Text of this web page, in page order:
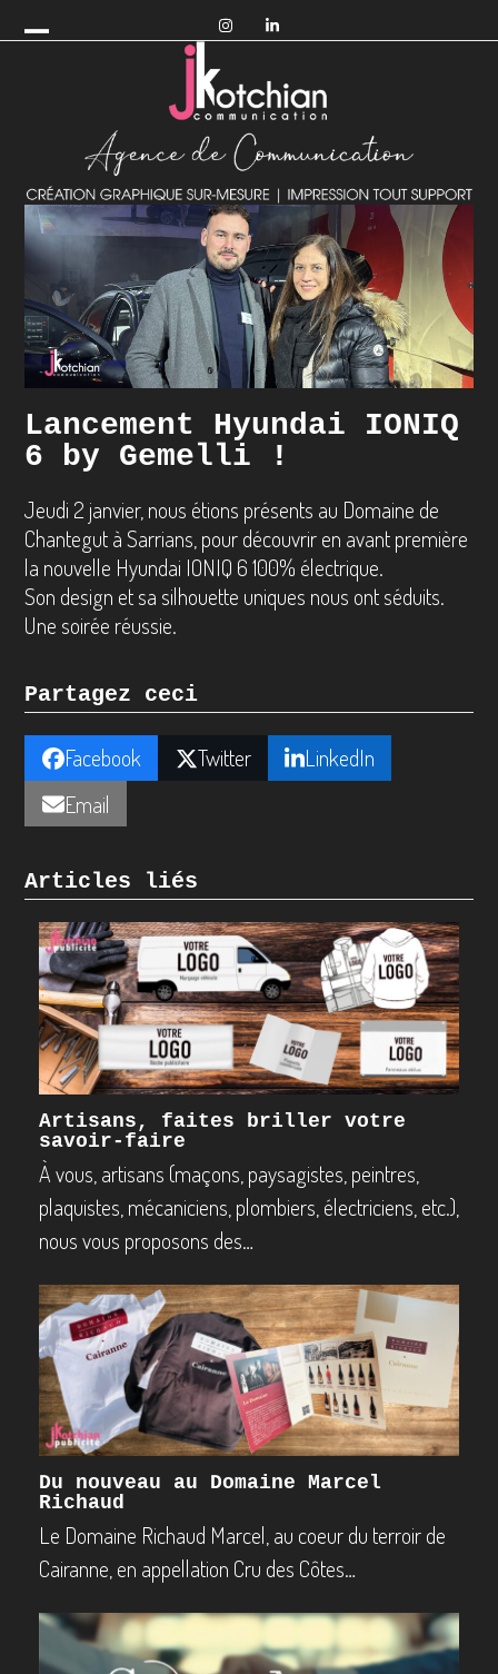
to
Lancement Hyundai IONIQ
6 by Gemelli !
Jeudi 2 janvier, nous étions présents au Domaine de
Chantegut à Sarrians, pour découvrir en avant première
la nouvelle Hyundai IONIQ 6 100% électrique.
Son design et sa silhouette uniques nous ont séduits.
Une soirée réussie.
Partagez ceci
Facebook Twitter
LinkedIn
Email
Articles liés
Artisans, faites briller votre
savoir-faire
À vous, artisans (maçons, paysagistes, peintres,
plaquistes, mécaniciens, plombiers, électriciens, etc.),
nous vous proposons des…
Du nouveau au Domaine Marcel
Richaud
Le Domaine Richaud Marcel, au coeur du terroir de
Cairanne, en appellation Cru des Côtes…